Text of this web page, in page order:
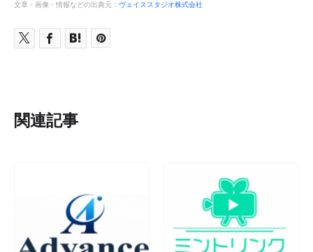
文章・画像・情報などの出典元： ヴェイススタジオ株式会社
関連記事